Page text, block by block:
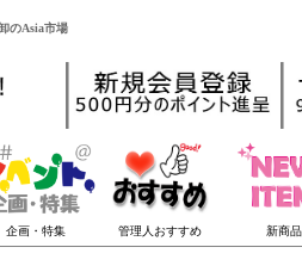
のAsia市場